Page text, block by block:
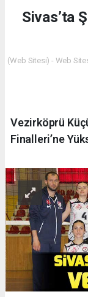
Sivas’ta
(Web Sitesi) - Web
Vezirköprü
Finalleri’ne